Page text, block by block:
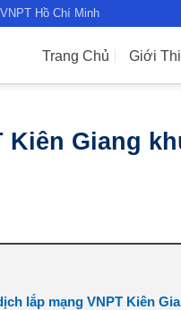
Hồ Chí Minh
Trang Chủ Giới
Kiên Giang
lắp mạng VNPT Kiên